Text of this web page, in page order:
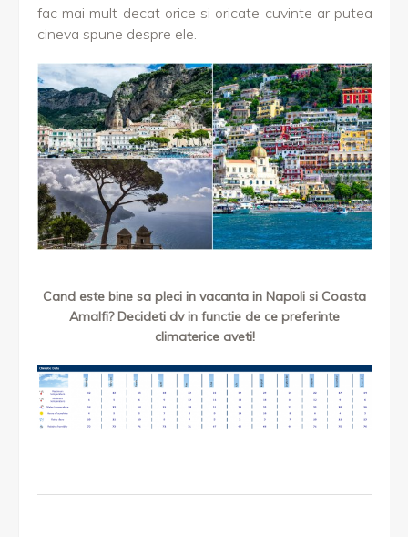
fac mai mult decat orice si oricate cuvinte ar putea
cineva spune despre ele.
Cand este bine sa pleci in vacanta in Napoli si Coasta
Amalfi? Decideti dv in functie de ce preferinte
climaterice aveti!